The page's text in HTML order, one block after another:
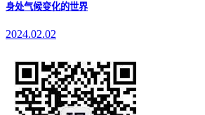
身处气候变化的世界
2024.02.02